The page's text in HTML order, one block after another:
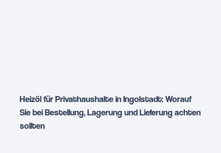
Heizöl für Privathaushalte in Ingolstadt: Worauf
Sie bei Bestellung, Lagerung und Lieferung achten
sollten